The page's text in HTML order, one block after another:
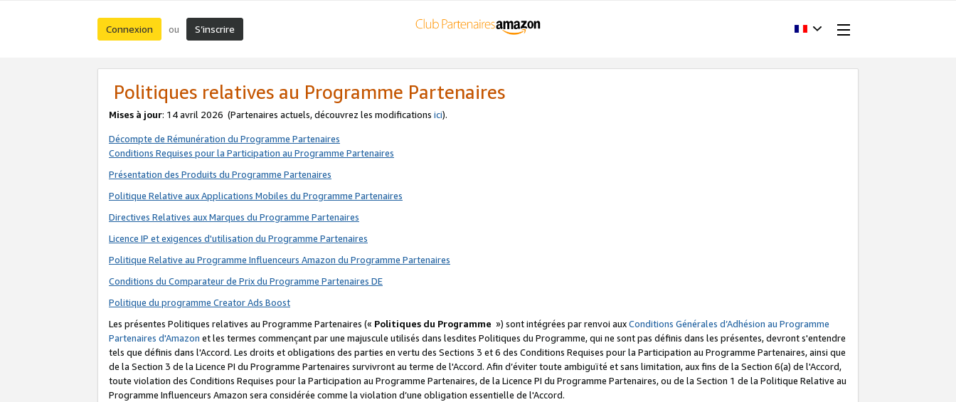
Connexion ou S’inscrire
Politiques relatives au Programme Partenaires
Mises à jour: 14 avril 2026 (Partenaires actuels, découvrez les modifications ici).
Décompte de Rémunération du Programme Partenaires
Conditions Requises pour la Participation au Programme Partenaires
Présentation des Produits du Programme Partenaires
Politique Relative aux Applications Mobiles du Programme Partenaires
Directives Relatives aux Marques du Programme Partenaires
Licence IP et exigences d'utilisation du Programme Partenaires
Politique Relative au Programme Influenceurs Amazon du Programme Partenaires
Conditions du Comparateur de Prix du Programme Partenaires DE
Politique du programme Creator Ads Boost
Les présentes Politiques relatives au Programme Partenaires (« Politiques du Programme ») sont intégrées par renvoi auxConditions Générales d’Adhésion au Programme
Partenaires d'Amazon et les termes commençant par une majuscule utilisés dans lesdites Politiques du Programme, qui ne sont pas définis dans les présentes, devront s'entendre
tels que définis dans l'Accord. Les droits et obligations des parties en vertu des Sections 3 et 6 des Conditions Requises pour la Participation au Programme Partenaires, ainsi que
de la Section 3 de la Licence PI du Programme Partenaires survivront au terme de l'Accord. Afin d’éviter toute ambiguïté et sans limitation, aux fins de la Section 6(a) de l'Accord,
toute violation des Conditions Requises pour la Participation au Programme Partenaires, de la Licence PI du Programme Partenaires, ou de la Section 1 de la Politique Relative au
Programme Influenceurs Amazon sera considérée comme la violation d’une obligation essentielle de l'Accord.